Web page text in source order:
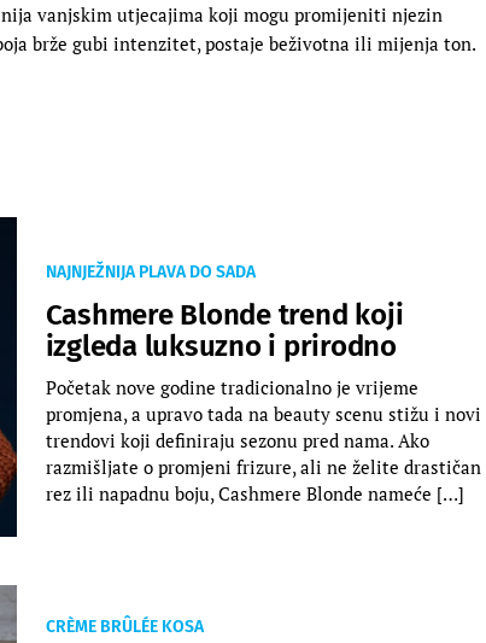
vanjskim utjecajima koji mogu promijeniti njezin
brže gubi intenzitet, postaje beživotna ili mijenja ton.
NAJNJEŽNIJA PLAVA DO SADA
Cashmere Blonde trend koji
izgleda luksuzno i prirodno
Početak nove godine tradicionalno je vrijeme
promjena, a upravo tada na beauty scenu stižu i novi
trendovi koji definiraju sezonu pred nama. Ako
razmišljate o promjeni frizure, ali ne želite drastičan
rez ili napadnu boju, Cashmere Blonde nameće […]
CRÈME BRÛLÉE KOSA